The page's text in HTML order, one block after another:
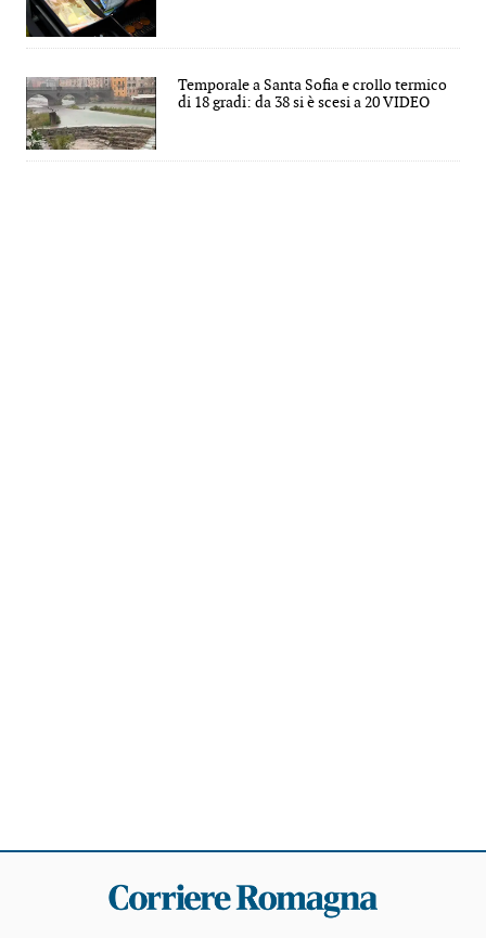
Temporale a Santa Sofia e crollo termico
di 18 gradi: da 38 si è scesi a 20 VIDEO